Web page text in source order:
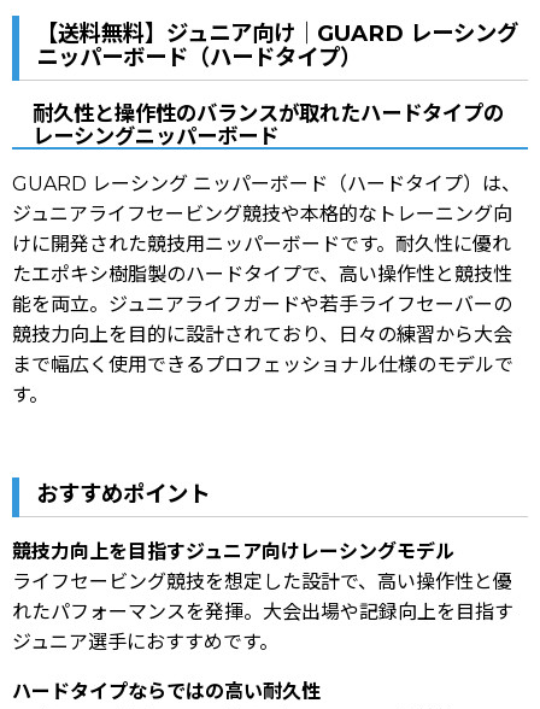
【送料無料】ジュニア向け｜GUARD レーシング
ニッパーボード（ハードタイプ）
耐久性と操作性のバランスが取れたハードタイプの
レーシングニッパーボード
GUARD レーシング ニッパーボード（ハードタイプ）は、
ジュニアライフセービング競技や本格的なトレーニング向
けに開発された競技用ニッパーボードです。耐久性に優れ
たエポキシ樹脂製のハードタイプで、高い操作性と競技性
能を両立。ジュニアライフガードや若手ライフセーバーの
競技力向上を目的に設計されており、日々の練習から大会
まで幅広く使用できるプロフェッショナル仕様のモデルで
す。
おすすめポイント
競技力向上を目指すジュニア向けレーシングモデル
ライフセービング競技を想定した設計で、高い操作性と優
れたパフォーマンスを発揮。大会出場や記録向上を目指す
ジュニア選手におすすめです。
ハードタイプならではの高い耐久性